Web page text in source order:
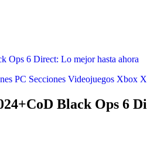
Ops 6 Direct: Lo mejor hasta ahora
PC Secciones Videojuegos Xbox
Black Ops 6